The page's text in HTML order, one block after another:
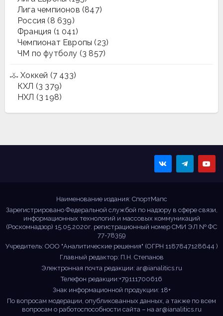
Лига чемпионов (847)
Россия (8 639)
Франция (1 041)
Чемпионат Европы (23)
ЧМ по футболу (3 857)
Хоккей (7 433)
КХЛ (3 379)
НХЛ (3 198)
Наименование издания: СпортМапс
Зарегистрировано Федеральной службой по надзору в сфере связи,
информационных технологий и массовых коммуникаций
(Роскомнадзор) 15.05.2020г. регистрационный номер СМИ ЭЛ № ФС
77-78359
Учредитель: ООО "Аналитические решения" (ОГРН 1187847128644 )
Главный редактор: П.Н. Степанов
Электронная почта редакции: ar@ianalitics.ru
Телефон редакции:+79111700616
Знак информационной продукции: 18+
По вопросам модерации, опубликованных данных, а также по всем
вопросам о работоспособности сайта – на ar@ianalitics.ru